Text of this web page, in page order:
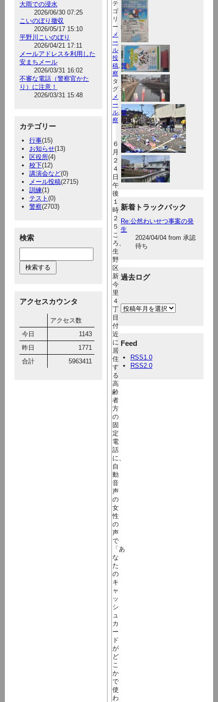
大雨での浸水
2026/06/30 07:25
こいのぼり撤収
2026/05/17 15:10
平野川こいのぼり
2026/04/21 17:11
メールアドレスを利用した
安まちメール
2026/03/31 16:02
不審な電話（警察官かた
り）に注意！
2026/03/31 15:48
カテゴリー
行事(15)
お知らせ(13)
区役所(4)
校下(12)
講演会など(0)
メール投稿(2715)
訓練(1)
テスト (0)
警察(2703)
検索
アクセスカウンタ
アクセス数
今日
1143
昨日
1771
合計
5963411
新着トラックバック
Re:公然わいせつ事案の発
生
2024/04/04 from 承認
待ち
過去ログ
Feed
RSS1.0
RSS2.0
テ
ゴ
リ
ー：
メ
ー
ル
投
稿 警
察
タ
グ：
メ
ー
ル 警
察
６
月
２
４
日
午
後
１
時
２
５
こ
ろ、
生
野
区
新
今
里
４
丁
目
付
近
に
居
住
す
る
高
齢
者
方
の
固
定
電
話
に、
自
動
音
声
の
女
性
の
声
で
「あ
な
た
の
キ
ャ
ッ
シ
ュ
カ
ー
ド
が
ど
こ
か
で
使
わ